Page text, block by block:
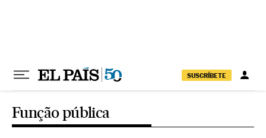
SUSCRÍBETE
Função pública